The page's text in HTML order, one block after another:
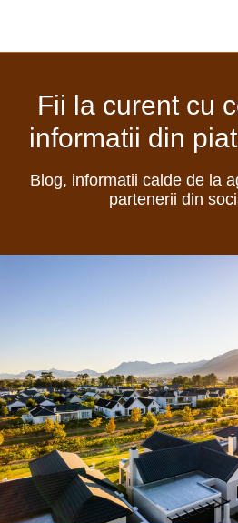
Fii la curent cu
informatii din
Blog, informatii calde de la
partenerii din